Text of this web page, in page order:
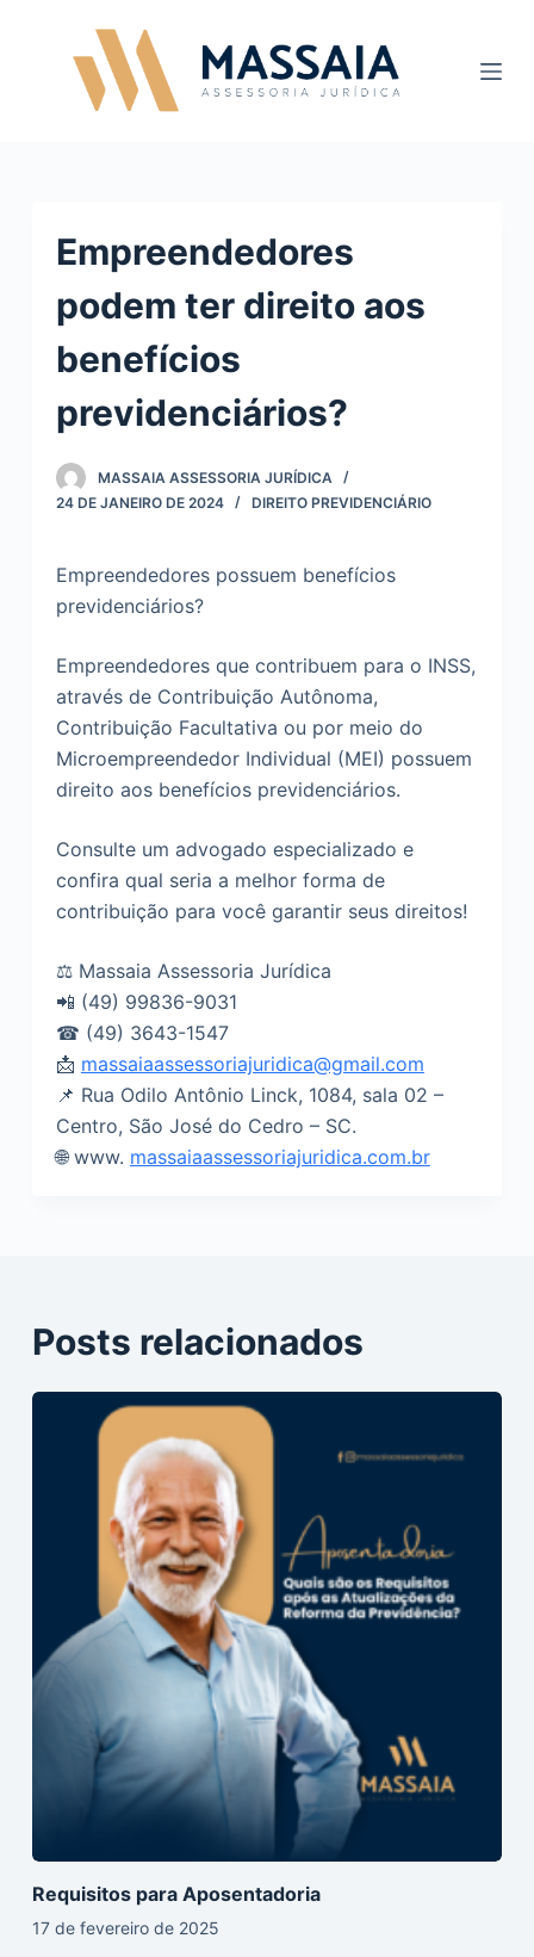
Empreendedores
podem ter direito aos
benefícios
previdenciários?
MASSAIA ASSESSORIA JURÍDICA
24 DE JANEIRO DE 2024
DIREITO PREVIDENCIÁRIO
Empreendedores possuem benefícios
previdenciários?
Empreendedores que contribuem para o INSS,
através de Contribuição Autônoma,
Contribuição Facultativa ou por meio do
Microempreendedor Individual (MEI) possuem
direito aos benefícios previdenciários.
Consulte um advogado especializado e
confira qual seria a melhor forma de
contribuição para você garantir seus direitos!
⚖ Massaia Assessoria Jurídica
📲 (49) 99836-9031
☎ (49) 3643-1547
📩 massaiaassessoriajuridica@gmail.com
📌 Rua Odilo Antônio Linck, 1084, sala 02 –
Centro, São José do Cedro – SC.
🌐 www. massaiaassessoriajuridica.com.br
Posts relacionados
Requisitos para Aposentadoria
17 de fevereiro de 2025